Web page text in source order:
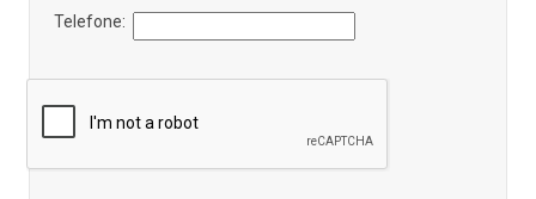
Telefone: